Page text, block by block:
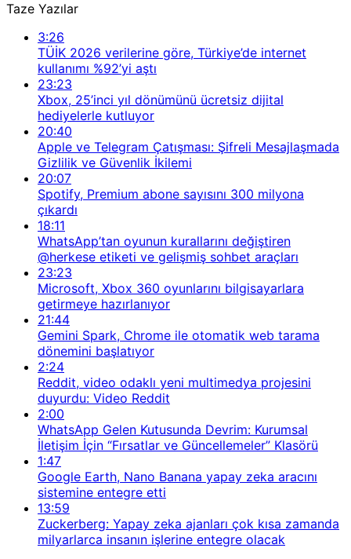
Taze Yazılar
3:26
TÜİK 2026 verilerine göre, Türkiye’de internet
kullanımı %92’yi aştı
23:23
Xbox, 25’inci yıl dönümünü ücretsiz dijital
hediyelerle kutluyor
20:40
Apple ve Telegram Çatışması: Şifreli Mesajlaşmada
Gizlilik ve Güvenlik İkilemi
20:07
Spotify, Premium abone sayısını 300 milyona
çıkardı
18:11
WhatsApp’tan oyunun kurallarını değiştiren
@herkese etiketi ve gelişmiş sohbet araçları
23:23
Microsoft, Xbox 360 oyunlarını bilgisayarlara
getirmeye hazırlanıyor
21:44
Gemini Spark, Chrome ile otomatik web tarama
dönemini başlatıyor
2:24
Reddit, video odaklı yeni multimedya projesini
duyurdu: Video Reddit
2:00
WhatsApp Gelen Kutusunda Devrim: Kurumsal
İletişim İçin “Fırsatlar ve Güncellemeler” Klasörü
1:47
Google Earth, Nano Banana yapay zeka aracını
sistemine entegre etti
13:59
Zuckerberg: Yapay zeka ajanları çok kısa zamanda
milyarlarca insanın işlerine entegre olacak